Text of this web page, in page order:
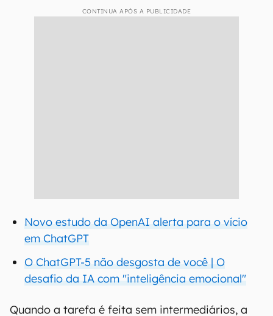
CONTINUA APÓS A PUBLICIDADE
Novo estudo da OpenAI alerta para o vício
em ChatGPT
O ChatGPT-5 não desgosta de você | O
desafio da IA com "inteligência emocional"
Quando a tarefa é feita sem intermediários, a